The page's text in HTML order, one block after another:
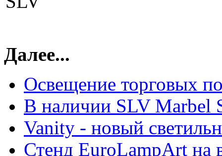
Далее...
Освещение торговых
В наличии SLV Marbel
Vanity - новый
Стенд EuroLampArt на